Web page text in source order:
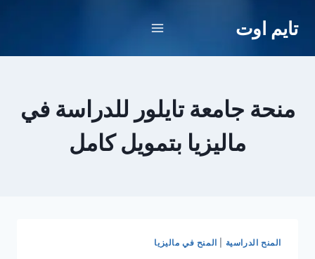
تايم اوت
منحة جامعة تايلور للدراسة في
ماليزيا بتمويل كامل
المنح الدراسية المنح في ماليزيا